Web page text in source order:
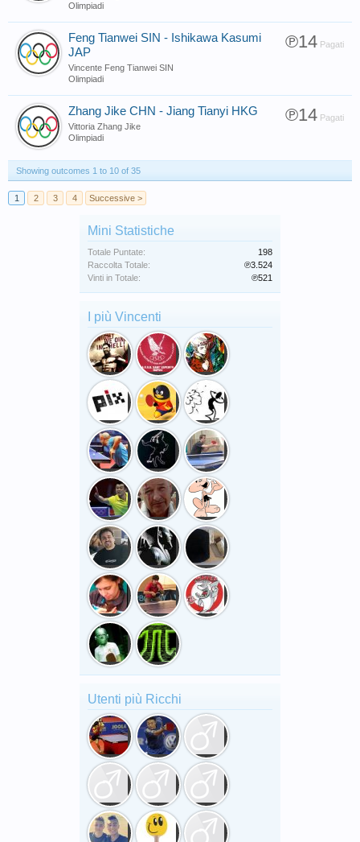
Olimpiadi
℗14 Pagati
Feng Tianwei SIN - Ishikawa Kasumi
JAP
Vincente Feng Tianwei SIN
Olimpiadi
℗14 Pagati
Zhang Jike CHN - Jiang Tianyi HKG
Vittoria Zhang Jike
Olimpiadi
Showing outcomes 1 to 10 of 35
1 2 3 4 Successive >
Mini Statistiche
Totale Puntate:
198
Raccolta Totale:
℗3.524
Vinti in Totale:
℗521
I più Vincenti
Utenti più Ricchi